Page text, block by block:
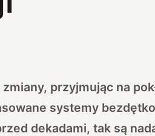
przyjmując na
systemy
dekadami, tak są